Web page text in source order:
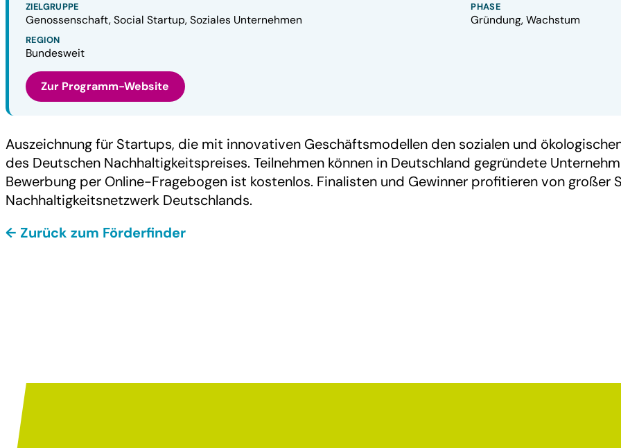
ZIELGRUPPE
Genossenschaft, Social Startup, Soziales Unternehmen
PHASE
Gründung, Wachstum
REGION
Bundesweit
Zur Programm-Website
Auszeichnung für Startups, die mit innovativen Geschäftsmodellen den sozialen und
des Deutschen Nachhaltigkeitspreises. Teilnehmen können in Deutschland gegründete
Bewerbung per Online-Fragebogen ist kostenlos. Finalisten und Gewinner profitieren von großer
Nachhaltigkeitsnetzwerk Deutschlands.
← Zurück zum Förderfinder